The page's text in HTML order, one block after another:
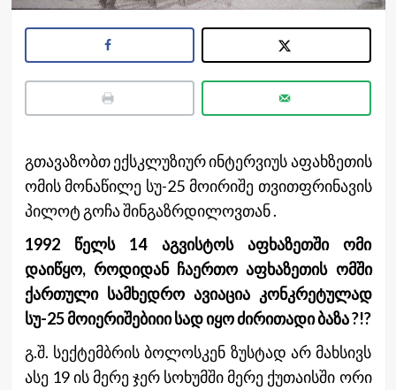
გთავაზობთ ექსკლუზიურ ინტერვიუს აფახზეთის
ომის მონაწილე სუ-25 მოირიშე თვითფრინავის
პილოტ გოჩა შინგაზრდილოვთან .
1992 წელს 14 აგვისტოს აფხაზეთში ომი
დაიწყო, როდიდან ჩაერთო აფხაზეთის ომში
ქართული სამხედრო ავიაცია კონკრეტულად
სუ-25 მოიერიშებიიი სად იყო ძირითადი ბაზა ?!?
გ.შ. სექტემბრის ბოლოსკენ ზუსტად არ მახსივს
ასე 19 ის მერე ჯერ სოხუმში მერე ქუთაისში ორი